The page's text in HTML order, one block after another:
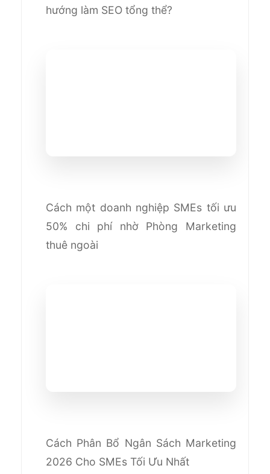
hướng làm SEO tổng thể?
Cách một doanh nghiệp SMEs tối ưu
50% chi phí nhờ Phòng Marketing
thuê ngoài
Cách Phân Bổ Ngân Sách Marketing
2026 Cho SMEs Tối Ưu Nhất